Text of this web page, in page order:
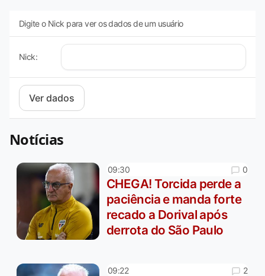
Digite o Nick para ver os dados de um usuário
Nick:
Notícias
09:30 0
CHEGA! Torcida perde a
paciência e manda forte
recado a Dorival após
derrota do São Paulo
09:22 2